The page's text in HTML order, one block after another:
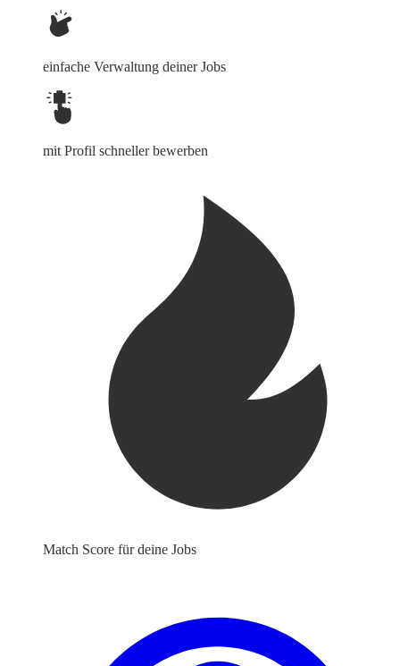
einfache Verwaltung deiner Jobs
mit Profil schneller bewerben
Match Score für deine Jobs